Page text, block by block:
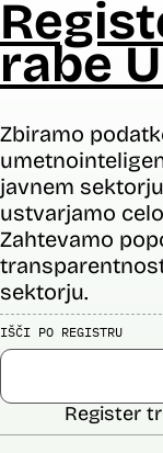
rabe
Zbiramo
javnem
ustvarjamo
Zahtevamo
sektorju.
IŠČI PO REGISTRU
Register